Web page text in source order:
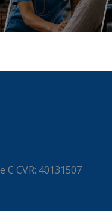
CVR: 40131507